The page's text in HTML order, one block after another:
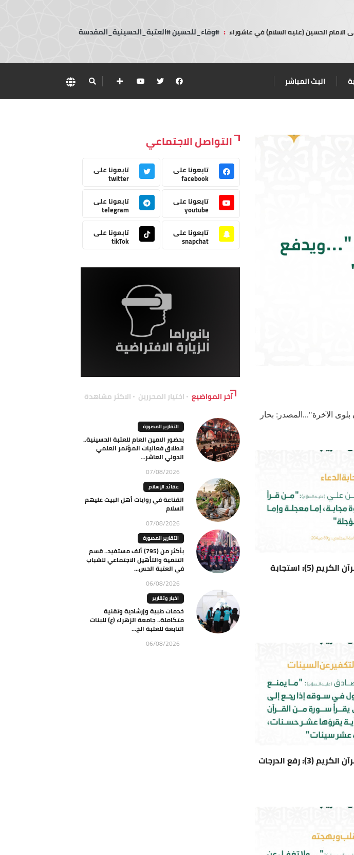
الامام الحسين (عليه السلام) في عاشوراء : #وفاء_للحسين #العتبة_الحسينية_المقدسة
البث المباشر
الآخرة"...المصدر: بحار
سلسلة فوائد تلاوة القرآن الكريم (5): استجابة
سلسلة فوائد تلاوة القرآن الكريم (3): رفع الدرجات
التواصل الاجتماعي
تابعونا على
facebook
تابعونا على
twitter
تابعونا على
youtube
تابعونا على
telegram
تابعونا على
snapchat
تابعونا على
tikTok
آخر المواضيع اختيار المحررين الاكثر مشاهدة
التقارير المصورة
بحضور الامين العام للعتبة الحسينية..
انطلاق فعاليات المؤتمر العلمي
الدولي العاشر...
07/08/2026
عقائد الإسلام
القناعة في روايات أهل البيت عليهم
السلام
07/08/2026
التقارير المصورة
بأكثر من (795) ألف مستفيد.. قسم
التنمية والتأهيل الاجتماعي للشباب
في العتبة الحس...
06/08/2026
اخبار وتقارير
خدمات طبية وإرشادية وتقنية
متكاملة.. جامعة الزهراء (ع) للبنات
التابعة للعتبة الح...
06/08/2026